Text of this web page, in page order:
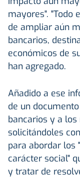
mayores". "Todo
de ampliar aún
bancarios,
económicos de
han agregado.
Añadido a ese
de un
bancarios y a
solicitándoles
para abordar los
carácter social"
y tratar de